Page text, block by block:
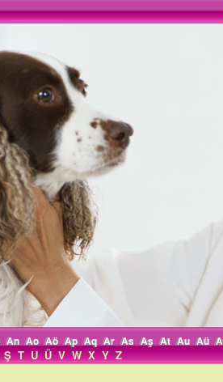
An Ao Aö Ap Aq Ar As Aş At Au Aü
Ş T U Ü V W X Y Z